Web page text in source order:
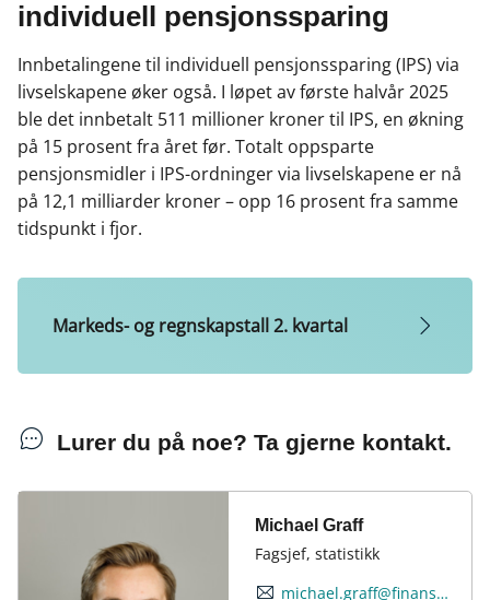
individuell pensjonssparing
Innbetalingene til individuell pensjonssparing (IPS) via
livselskapene øker også. I løpet av første halvår 2025
ble det innbetalt 511 millioner kroner til IPS, en økning
på 15 prosent fra året før. Totalt oppsparte
pensjonsmidler i IPS-ordninger via livselskapene er nå
på 12,1 milliarder kroner – opp 16 prosent fra samme
tidspunkt i fjor.
Markeds- og regnskapstall 2. kvartal
Lurer du på noe? Ta gjerne kontakt.
Michael Graff
Fagsjef, statistikk
michael.graff@finansnorge.no